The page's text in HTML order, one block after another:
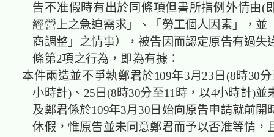
告不准假時有出於同條項但書所指例外情由(
經營上之急迫需求」、「勞工個人因素」，並
商調整」之情事），被告因而認定原告有過失
條第2項之行為，即為有據：
本件兩造並不爭執鄭君於109年3月23日(8時30分
小時計)、25日(8時30分至11時，以4小時計)並
及鄭君係於109年3月30日始向原告申請就前開
休假，惟原告並未同意鄭君而予以否准等情，